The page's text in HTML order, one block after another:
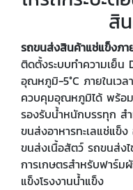
สิ
รถขนส่งสินค้าแช่แข็งภา
ติดตั้งระบบทำความเย็น
อุณหภูมิ-5°C ภายในเวล
ควบคุมอุณหภูมิได้ พร้อม
รองรับน้ำหนักบรรทุก ส
ขนส่งอาหารทะเลแช่แข็
ขนส่งเนื้อสัตว์ รถขนส่ง
การเกษตรสำหรับฟาร์
แข็งโรงงานน้ำแข็ง